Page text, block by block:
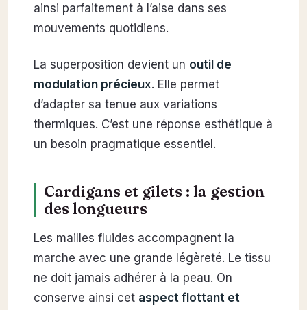
ainsi parfaitement à l’aise dans ses
mouvements quotidiens.
La superposition devient un outil de
modulation précieux. Elle permet
d’adapter sa tenue aux variations
thermiques. C’est une réponse esthétique à
un besoin pragmatique essentiel.
Cardigans et gilets : la gestion
des longueurs
Les mailles fluides accompagnent la
marche avec une grande légèreté. Le tissu
ne doit jamais adhérer à la peau. On
conserve ainsi cet aspect flottant et